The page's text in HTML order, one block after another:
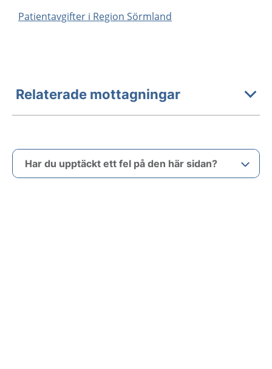
Patientavgifter i Region Sörmland
Relaterade mottagningar
Har du upptäckt ett fel på den här sidan?